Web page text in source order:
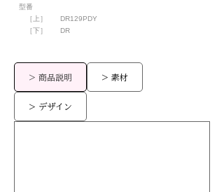
型番
［上］
［下］
DR129PDY
DR
> 商品説明 > 素材
> デザイン